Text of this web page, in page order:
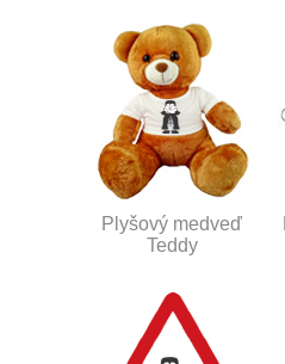
Plyšový medveď
Teddy